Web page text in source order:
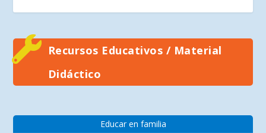
Recursos Educativos / Material
Didáctico
Educar en familia